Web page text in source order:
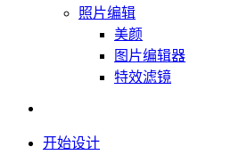
照片编辑
美颜
图片编辑器
特效滤镜
开始设计